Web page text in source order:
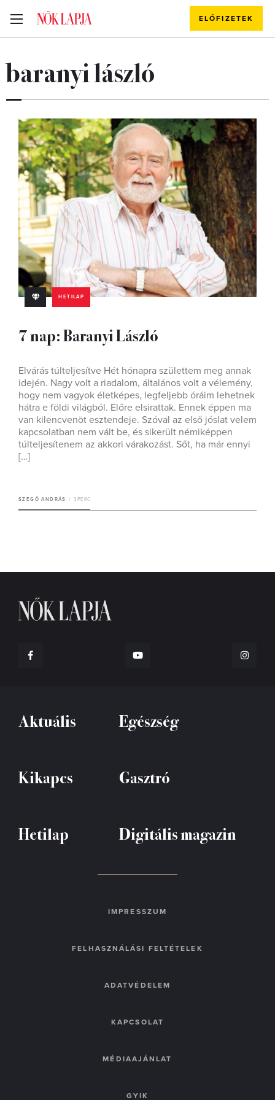
ELŐFIZETEK
baranyi lászló
HETILAP
7 nap: Baranyi László
Elvárás túlteljesítve Hét hónapra születtem meg annak
idején. Nagy volt a riadalom, általános volt a vélemény,
hogy nem vagyok életképes, legfeljebb óráim lehetnek
hátra e földi világból. Előre elsirattak. Ennek éppen ma
van kilencvenöt esztendeje. Szóval az első jóslat velem
kapcsolatban nem vált be, és sikerült némiképpen
túlteljesítenem az akkori várakozást. Sőt, ha már ennyi
[…]
SZEGŐ ANDRÁS 3 PERC
Aktuális Egészség
Kikapcs Gasztró
Hetilap Digitális magazin
IMPRESSZUM
FELHASZNÁLÁSI FELTÉTELEK
ADATVÉDELEM
KAPCSOLAT
MÉDIAAJÁNLAT
GYIK